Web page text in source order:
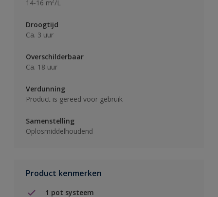
14-16 m²/L
Droogtijd
Ca. 3 uur
Overschilderbaar
Ca. 18 uur
Verdunning
Product is gereed voor gebruik
Samenstelling
Oplosmiddelhoudend
Product kenmerken
1 pot systeem